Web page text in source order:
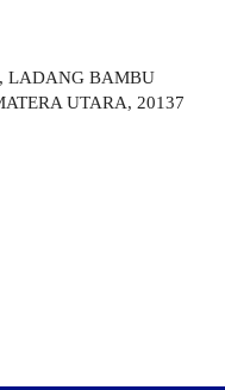
LADANG BAMBU
UTARA, 20137